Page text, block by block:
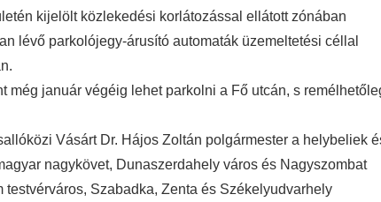
kijelölt közlekedési korlátozással ellátott zónában
lévő parkolójegy-árusító automaták üzemeltetési céllal
január végéig lehet parkolni a Fő utcán, s
Vásárt Dr. Hájos Zoltán polgármester a helybeliek
nagykövet, Dunaszerdahely város és Nagyszombat
Szabadka, Zenta és Székelyudvarhely